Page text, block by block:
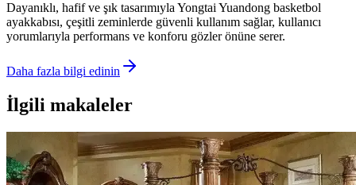
Dayanıklı, hafif ve şık tasarımıyla Yongtai Yuandong basketbol
ayakkabısı, çeşitli zeminlerde güvenli kullanım sağlar, kullanıcı
yorumlarıyla performans ve konforu gözler önüne serer.
Daha fazla bilgi edinin
İlgili makaleler